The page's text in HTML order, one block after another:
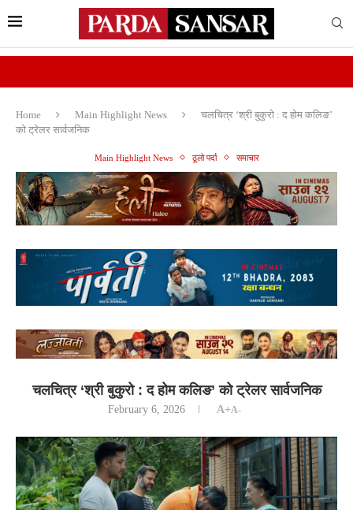
Home Main Highlight News
चलचित्र ‘श्री बुकुरो : द होम कलिङ’
को ट्रेलर सार्वजनिक
Main Highlight News ठूलो पर्दा समाचार
चलचित्र ‘श्री बुकुरो : द होम कलिङ’ को ट्रेलर सार्वजनिक
February 6, 2026 A+A-